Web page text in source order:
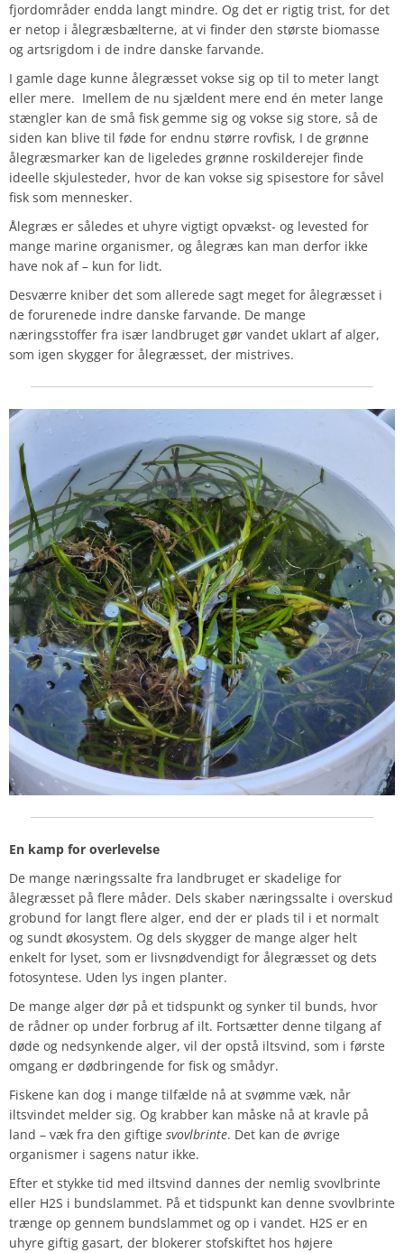
fjordområder endda langt mindre. Og det er rigtig trist, for det
er netop i ålegræsbælterne, at vi finder den største biomasse
og artsrigdom i de indre danske farvande.
I gamle dage kunne ålegræsset vokse sig op til to meter langt
eller mere. Imellem de nu sjældent mere end én meter lange
stængler kan de små fisk gemme sig og vokse sig store, så de
siden kan blive til føde for endnu større rovfisk, I de grønne
ålegræsmarker kan de ligeledes grønne roskilderejer finde
ideelle skjulesteder, hvor de kan vokse sig spisestore for såvel
fisk som mennesker.
Ålegræs er således et uhyre vigtigt opvækst- og levested for
mange marine organismer, og ålegræs kan man derfor ikke
have nok af – kun for lidt.
Desværre kniber det som allerede sagt meget for ålegræsset i
de forurenede indre danske farvande. De mange
næringsstoffer fra især landbruget gør vandet uklart af alger,
som igen skygger for ålegræsset, der mistrives.
En kamp for overlevelse
De mange næringssalte fra landbruget er skadelige for
ålegræsset på flere måder. Dels skaber næringssalte i overskud
grobund for langt flere alger, end der er plads til i et normalt
og sundt økosystem. Og dels skygger de mange alger helt
enkelt for lyset, som er livsnødvendigt for ålegræsset og dets
fotosyntese. Uden lys ingen planter.
De mange alger dør på et tidspunkt og synker til bunds, hvor
de rådner op under forbrug af ilt. Fortsætter denne tilgang af
døde og nedsynkende alger, vil der opstå iltsvind, som i første
omgang er dødbringende for fisk og smådyr.
Fiskene kan dog i mange tilfælde nå at svømme væk, når
iltsvindet melder sig. Og krabber kan måske nå at kravle på
land – væk fra den giftige svovlbrinte. Det kan de øvrige
organismer i sagens natur ikke.
Efter et stykke tid med iltsvind dannes der nemlig svovlbrinte
eller H2S i bundslammet. På et tidspunkt kan denne svovlbrinte
trænge op gennem bundslammet og op i vandet. H2S er en
uhyre giftig gasart, der blokerer stofskiftet hos højere